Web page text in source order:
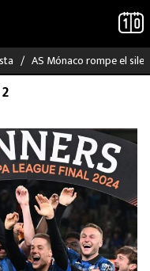
AS Mónaco rompe el